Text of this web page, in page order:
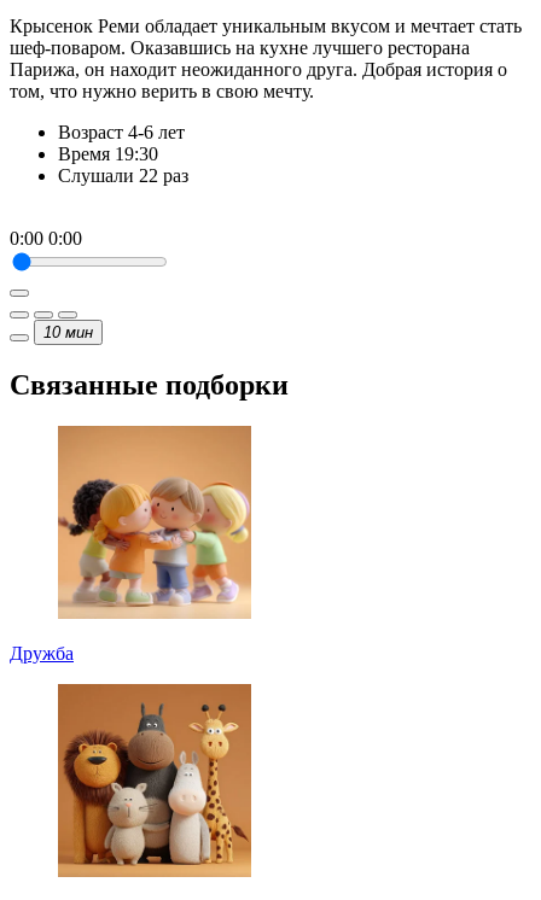
Крысенок Реми обладает уникальным вкусом и мечтает стать
шеф-поваром. Оказавшись на кухне лучшего ресторана
Парижа, он находит неожиданного друга. Добрая история о
том, что нужно верить в свою мечту.
Возраст 4-6 лет
Время 19:30
Слушали 22 раз
0:00 0:00
10 мин
Связанные подборки
Дружба